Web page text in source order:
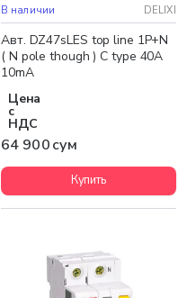
В наличии DELIXI
Авт. DZ47sLES top line 1P+N
( N pole though ) C type 40A
10mA
Цена
с
НДС
64 900 сум
Купить